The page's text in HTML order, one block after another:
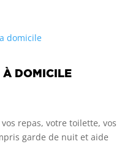
DOMICILE
repas, votre toilette, vos
garde de nuit et aide